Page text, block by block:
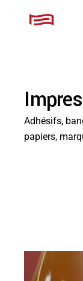
Adhésifs,
papiers,